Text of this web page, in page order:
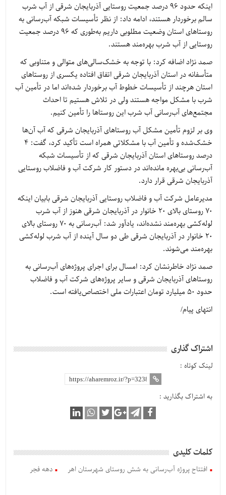
اینکه حدود 96 درصد جمعیت روستایی آذربایجان شرقی از آب شرب
سالم برخوردار هستند، ادامه داد: از نظر تأسیسات شبکه آب‌رسانی به
روستاهای استان وضعیت مطلوبی داریم به‌طوری که 96 درصد جمعیت
روستایی از آب شرب بهره‌مند هستند.
صمد نژاد اضافه کرد: با توجه به خشک‌سالی‌های متوالی و متناوبی که
متأسفانه در استان آذربایجان شرقی اتفاق افتاده یکسری از روستاهای
استان هرچند از تأسیسات خطوط آب برخوردار شده‌اند اما در تأمین آب
شرب با مشکل مواجه هستند ولی در تلاش هستیم تا احداث
مجتمع‌های آب‌رسانی آب شرب این روستاها را تأمین کنیم.
وی بر لزوم تأمین مشکل آب روستاهای آذربایجان شرقی که آب آن‌ها
خشک‌شده و تأمین آب با مشکلاتی همراه است تأکید کرد، گفت: 4
درصد روستاهای استان آذربایجان شرقی که از تأسیسات شبکه
آب‌رسانی بی‌بهره مانده‌اند در دستور کار شرکت آب و فاضلاب روستایی
آذربایجان شرقی قرار دارد.
مدیرعامل شرکت آب و فاضلاب روستایی آذربایجان شرقی بابیان اینکه
70 روستای بالای 20 خانوار در آذربایجان شرقی هنوز از آب شرب
لوله‌کشی بهره‌مند نشده‌اند، یادآور شد: آب‌رسانی به 70 روستای بالای
20 خانوار در آذربایجان شرقی طی دو سال آینده از آب شرب لوله‌کشی
بهره‌مند می‌شوند.
صمد نژاد خاطرنشان کرد: امسال برای اجرای پروژه‌های آب‌رسانی به
روستاهای آذربایجان شرقی و سایر پروژه‌های شرکت آب و فاضلاب
حدود 50 میلیارد تومان اعتبارات ملی اختصاص‌یافته است.
انتهای پیام/
اشتراک گذاری
لینک کوتاه :
به اشتراک بگذارید :
کلمات کلیدی
افتتاح پروژه آب‌رسانی به شش روستای شهرستان اهر دهه فجر